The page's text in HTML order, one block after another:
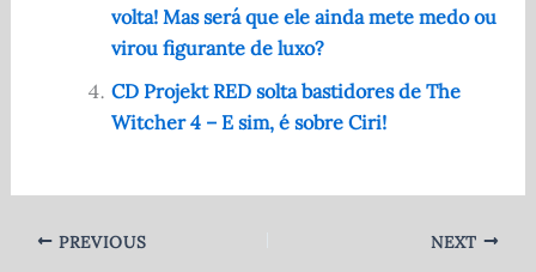
volta! Mas será que ele ainda mete medo ou
virou figurante de luxo?
CD Projekt RED solta bastidores de The
Witcher 4 – E sim, é sobre Ciri!
PREVIOUS NEXT